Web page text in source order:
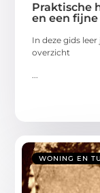
Praktische
en een
In deze gids
overzicht
WONING EN